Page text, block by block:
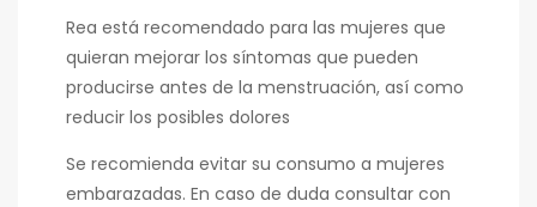
Rea está recomendado para las mujeres que
quieran mejorar los síntomas que pueden
producirse antes de la menstruación, así como
reducir los posibles dolores
Se recomienda evitar su consumo a mujeres
embarazadas. En caso de duda consultar con